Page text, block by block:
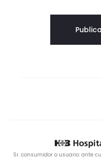
Sr. consumidor o usuario: ante